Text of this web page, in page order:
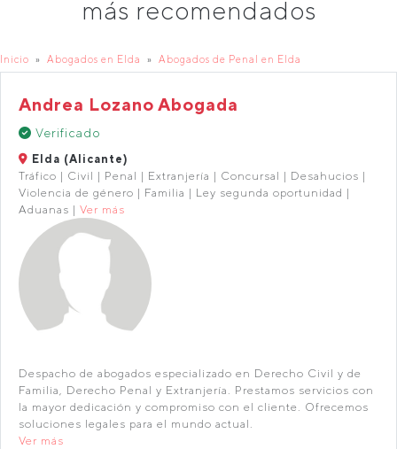
más recomendados
Inicio Abogados en Elda Abogados de Penal en Elda
Andrea Lozano Abogada
Verificado
Elda (Alicante)
Tráfico | Civil | Penal | Extranjería | Concursal | Desahucios |
Violencia de género | Familia | Ley segunda oportunidad |
Aduanas | Ver más
Despacho de abogados especializado en Derecho Civil y de
Familia, Derecho Penal y Extranjería. Prestamos servicios con
la mayor dedicación y compromiso con el cliente. Ofrecemos
soluciones legales para el mundo actual.
Ver más